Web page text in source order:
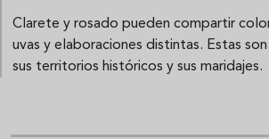
Clarete y rosado pueden compartir
uvas y elaboraciones distintas. Estas
sus territorios históricos y sus maridajes.